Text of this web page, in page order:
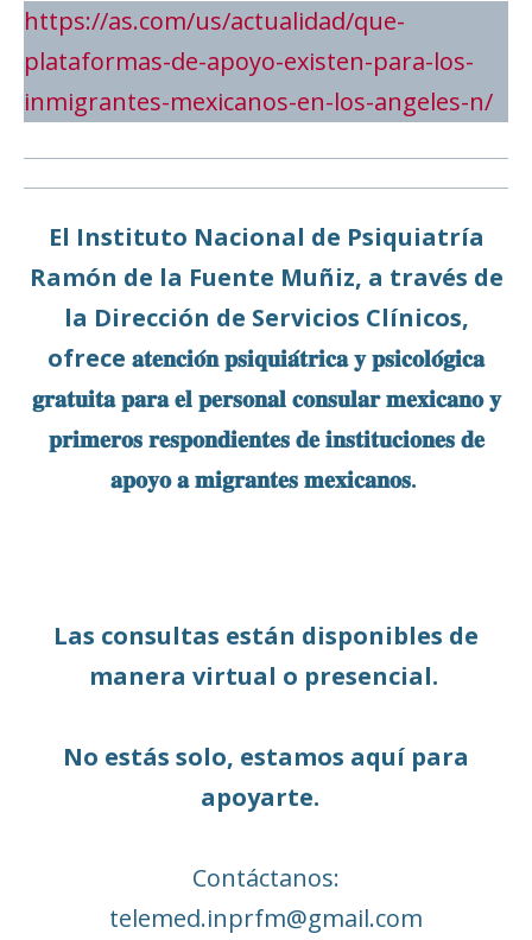
https://as.com/us/actualidad/que-
plataformas-de-apoyo-existen-para-los-
inmigrantes-mexicanos-en-los-angeles-n/
El Instituto Nacional de Psiquiatría
Ramón de la Fuente Muñiz, a través de
la Dirección de Servicios Clínicos,
ofrece 𝐚𝐭𝐞𝐧𝐜𝐢𝐨́𝐧 𝐩𝐬𝐢𝐪𝐮𝐢𝐚́𝐭𝐫𝐢𝐜𝐚 𝐲 𝐩𝐬𝐢𝐜𝐨𝐥𝐨́𝐠𝐢𝐜𝐚
𝐠𝐫𝐚𝐭𝐮𝐢𝐭𝐚 𝐩𝐚𝐫𝐚 𝐞𝐥 𝐩𝐞𝐫𝐬𝐨𝐧𝐚𝐥 𝐜𝐨𝐧𝐬𝐮𝐥𝐚𝐫 𝐦𝐞𝐱𝐢𝐜𝐚𝐧𝐨 𝐲
𝐩𝐫𝐢𝐦𝐞𝐫𝐨𝐬 𝐫𝐞𝐬𝐩𝐨𝐧𝐝𝐢𝐞𝐧𝐭𝐞𝐬 𝐝𝐞 𝐢𝐧𝐬𝐭𝐢𝐭𝐮𝐜𝐢𝐨𝐧𝐞𝐬 𝐝𝐞
𝐚𝐩𝐨𝐲𝐨 𝐚 𝐦𝐢𝐠𝐫𝐚𝐧𝐭𝐞𝐬 𝐦𝐞𝐱𝐢𝐜𝐚𝐧𝐨𝐬.
Las consultas están disponibles de
manera virtual o presencial.
No estás solo, estamos aquí para
apoyarte.
Contáctanos:
telemed.inprfm@gmail.com